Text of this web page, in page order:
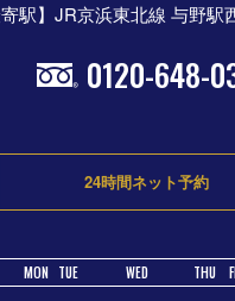
寄駅】JR京浜東北線 与野駅
0120-648-
24時間ネット予約
MON TUE WED THU